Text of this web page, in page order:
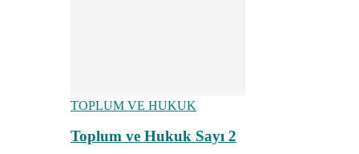
TOPLUM VE HUKUK
Toplum ve Hukuk Sayı 2